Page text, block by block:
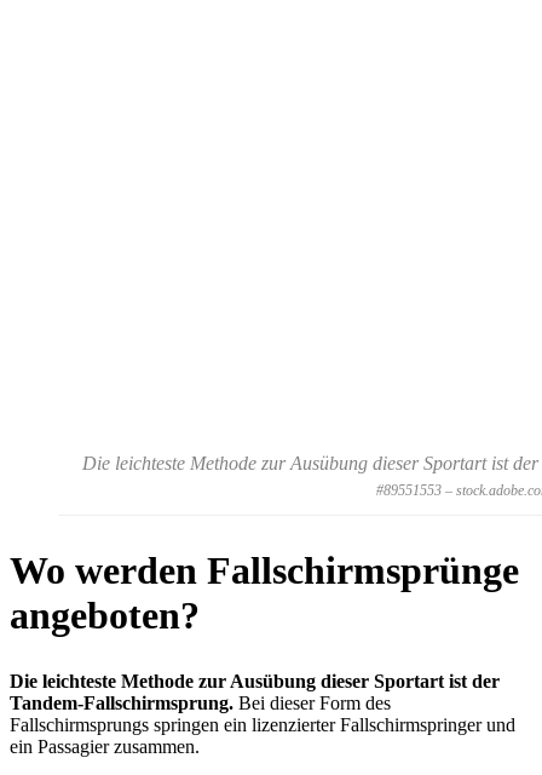
Die leichteste Methode zur Ausübung dieser Sportart ist
#89551553 –
Wo werden Fallschirmsprünge
angeboten?
Die leichteste Methode zur Ausübung dieser Sportart ist der
Tandem-Fallschirmsprung. Bei dieser Form des
Fallschirmsprungs springen ein lizenzierter Fallschirmspringer und
ein Passagier zusammen.